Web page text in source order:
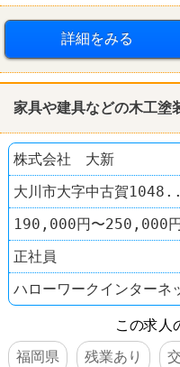
詳細をみる
家具や建具などの木工塗
株式会社 大新
大川市大字中古賀
190,000円〜250,000円
正社員
ハローワークインターネ
この求人
福岡県
残業あり